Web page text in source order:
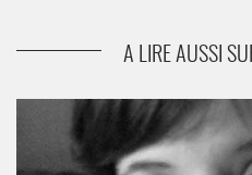
A LIRE AUSSI
La Conf’ – Ou comment on est
Sylvain Decure et Mélinda
2022 Avignon Avignon Off. Ile